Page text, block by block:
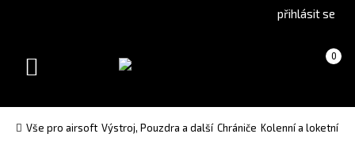
version(Slovak)
přihlásit se
Košík 0
(prázdný)
Toggle
Vše pro airsoft Výstroj, Pouzdra a další Chrániče Kolenní a loketní